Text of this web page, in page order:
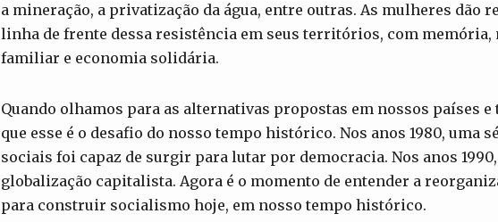
a mineração, a privatização da água, entre outras. As mulheres dão
linha de frente dessa resistência em seus territórios, com
familiar e economia solidária.
Quando olhamos para as alternativas propostas em nossos países
que esse é o desafio do nosso tempo histórico. Nos anos 1980, uma
sociais foi capaz de surgir para lutar por democracia. Nos anos
globalização capitalista. Agora é o momento de entender a
para construir socialismo hoje, em nosso tempo histórico.